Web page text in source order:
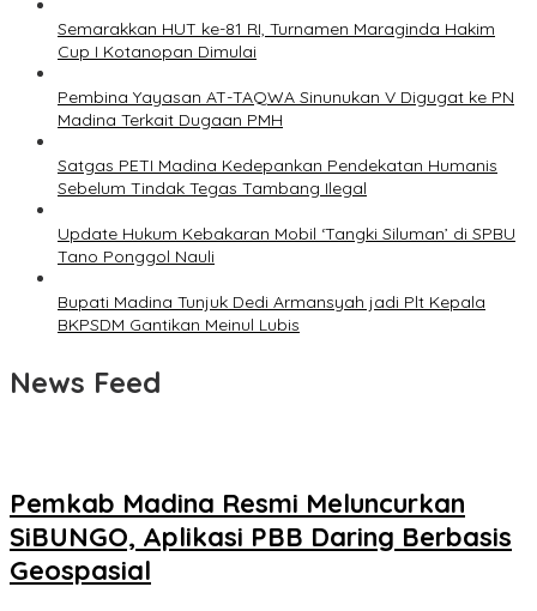
Semarakkan HUT ke-81 RI, Turnamen Maraginda Hakim
Cup I Kotanopan Dimulai
Pembina Yayasan AT-TAQWA Sinunukan V Digugat ke PN
Madina Terkait Dugaan PMH
Satgas PETI Madina Kedepankan Pendekatan Humanis
Sebelum Tindak Tegas Tambang Ilegal
Update Hukum Kebakaran Mobil ‘Tangki Siluman’ di SPBU
Tano Ponggol Nauli
Bupati Madina Tunjuk Dedi Armansyah jadi Plt Kepala
BKPSDM Gantikan Meinul Lubis
News Feed
Pemkab Madina Resmi Meluncurkan
SiBUNGO, Aplikasi PBB Daring Berbasis
Geospasial